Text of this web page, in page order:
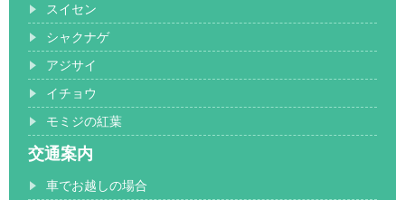
スイセン
シャクナゲ
アジサイ
イチョウ
モミジの紅葉
交通案内
車でお越しの場合